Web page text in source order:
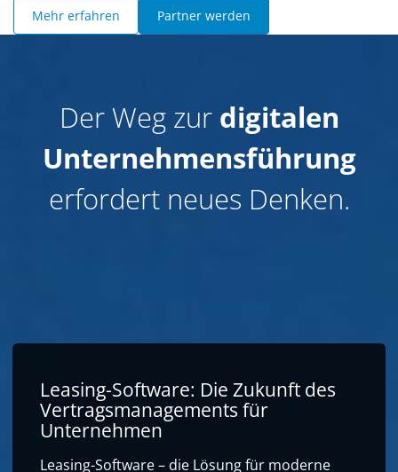
Mehr erfahren Partner werden
Der Weg zur digitalen
Unternehmensführung
erfordert neues Denken.
Leasing-Software: Die Zukunft des
Vertragsmanagements für
Unternehmen
Leasing-Software – die Lösung für moderne